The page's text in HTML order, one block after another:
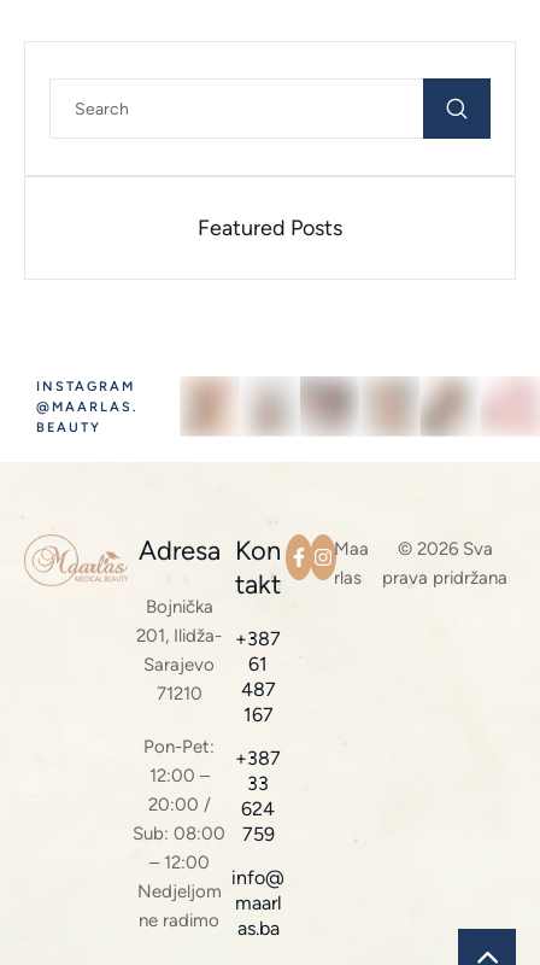
Featured Posts
INSTAGRAM
@MAARLAS.
BEAUTY
Adresa
Bojnička
201, Ilidža-
Sarajevo
71210
Pon-Pet:
12:00 –
20:00 /
Sub: 08:00
– 12:00
Nedjeljom
ne radimo
Kon
takt
+387
61
487
167
+387
33
624
759
info@
maarl
as.ba
Maa
rlas
© 2026 Sva
prava pridržana